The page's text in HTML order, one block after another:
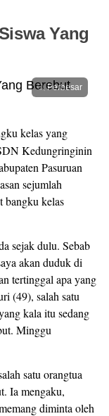
Yang
Perbesar
kelas yang
Kedungringinin
Pasuruan
sejumlah
bangku kelas
sejak dulu. Sebab
akan duduk di
tertinggal apa yang
(49), salah satu
kala itu sedang
Minggu
satu orangtua
Ia mengaku,
diminta oleh